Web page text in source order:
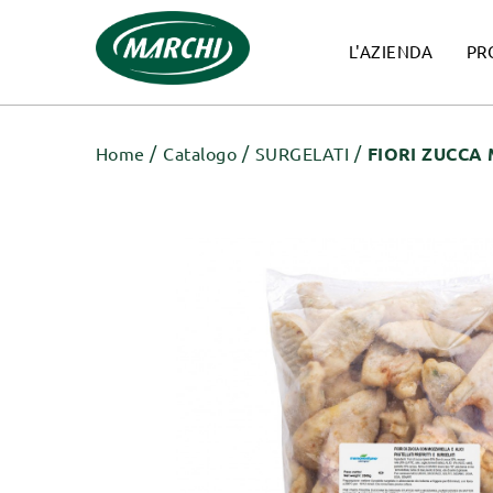
L'AZIENDA
Home Catalogo SURGELATI FIORI ZUCCA